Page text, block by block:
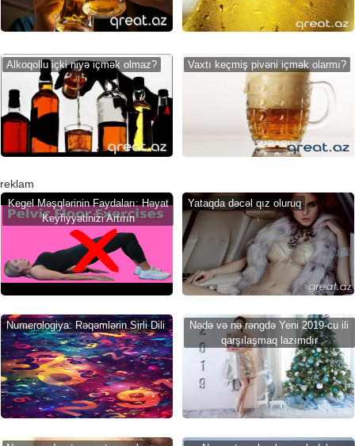
Alkoqollu içki niyə içmək olmaz? Vaxtı keçmiş pivəni içmək olarmı?
reklam
Kegel Məşqlərinin Faydaları: Həyat
Keyfiyyətinizi Artırın
Yataqda dəcəl qız oluruq
Numerologiya: Rəqəmlərin Sirli Dili
Nədə və nə rəngdə Yeni 2019-cu ili
qarşılaşmaq lazımdır